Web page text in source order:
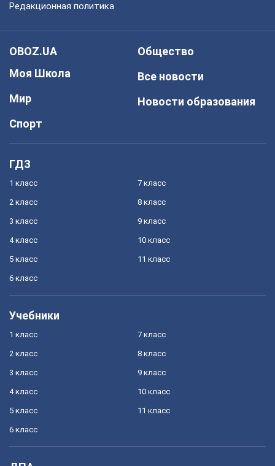
Редакционная политика
OBOZ.UA
Моя Школа
Мир
Спорт
Общество
Все новости
Новости образования
ГДЗ
1 класс
2 класс
3 класс
4 класс
5 класс
6 класс
7 класс
8 класс
9 класс
10 класс
11 класс
Учебники
1 класс
2 класс
3 класс
4 класс
5 класс
6 класс
7 класс
8 класс
9 класс
10 класс
11 класс